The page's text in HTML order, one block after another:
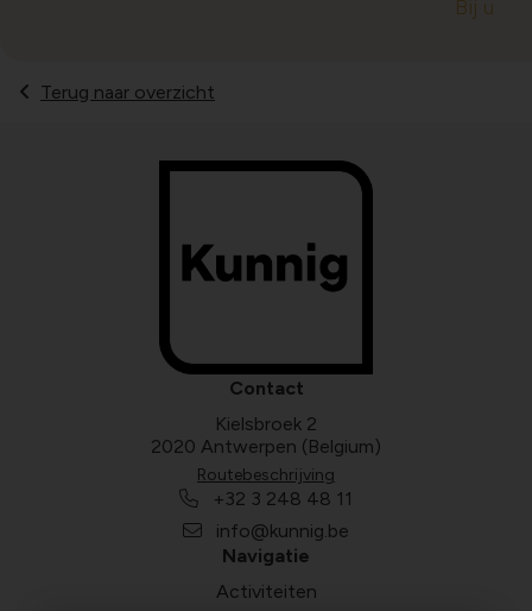
Bij u
Terug naar overzicht
Contact
Kielsbroek 2
2020 Antwerpen (Belgium)
Routebeschrijving
+32 3 248 48 11
info@kunnig.be
Navigatie
Activiteiten